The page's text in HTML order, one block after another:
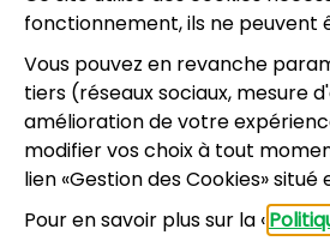
fonctionnement, ils ne peuvent
Vous pouvez en revanche
tiers (réseaux sociaux, mesure
amélioration de votre
modifier vos choix à tout
lien «Gestion des Cookies» situé
Pour en savoir plus sur la «
01 45 47 62
NOUS
Horaires d’ouverture:
Lundi, mercredi, jeudi,
13h30-17h